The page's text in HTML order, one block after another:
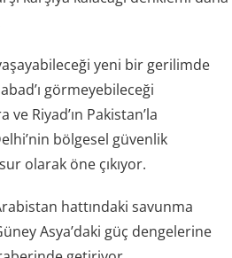
yeni bir gerilimde
görmeyebileceği
Riyad’ın Pakistan’la
bölgesel güvenlik
olarak öne çıkıyor.
hattındaki savunma
Asya’daki güç dengelerine